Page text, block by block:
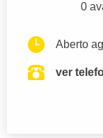
0
Aberto
ver